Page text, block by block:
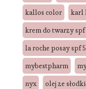
kallos color
karl
krem do twarzy spf
la roche posay spf
mybestpharm
nyx
olej ze